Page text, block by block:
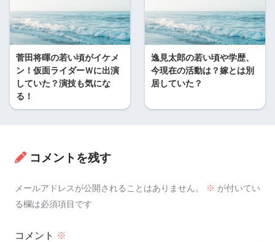
菅田将暉の若い頃がイケメ
ン！仮面ライダーＷに出演
していた？演技も気にな
る！
逸見太郎の若い頃や学歴、
今現在の活動は？嫁とは別
居していた？
コメントを残す
メールアドレスが公開されることはありません。 ※ が付いてい
る欄は必須項目です
コメント ※